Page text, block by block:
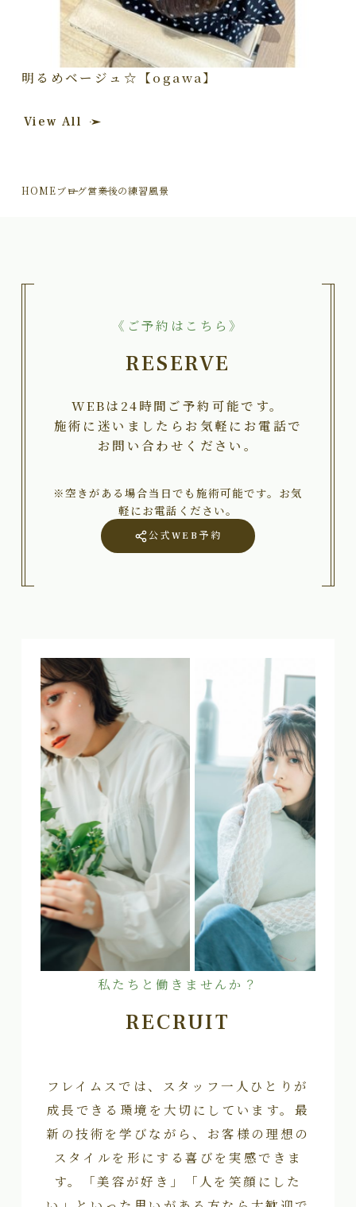
明るめベージュ☆【ogawa】
View All
HOMEブログ営業後の練習風景
《ご予約はこちら》
RESERVE
WEBは24時間ご予約可能です。
施術に迷いましたらお気軽にお電話で
お問い合わせください。
※空きがある場合当日でも施術可能です。お気
軽にお電話ください。
公式WEB予約
私たちと働きませんか？
RECRUIT
フレイムスでは、スタッフ一人ひとりが
成長できる環境を大切にしています。最
新の技術を学びながら、お客様の理想の
スタイルを形にする喜びを実感できま
す。「美容が好き」「人を笑顔にした